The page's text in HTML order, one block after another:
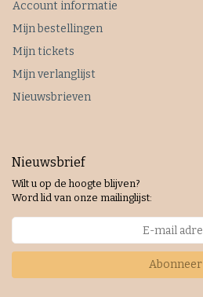
Account informatie
Mijn bestellingen
Mijn tickets
Mijn verlanglijst
Nieuwsbrieven
Nieuwsbrief
Wilt u op de hoogte blijven?
Word lid van onze mailinglijst:
Abonneer